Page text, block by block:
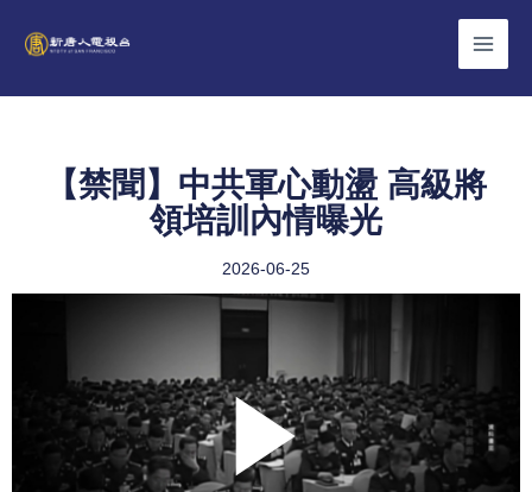
【禁聞】中共軍心動盪 高級將
領培訓內情曝光
2026-06-25
Play